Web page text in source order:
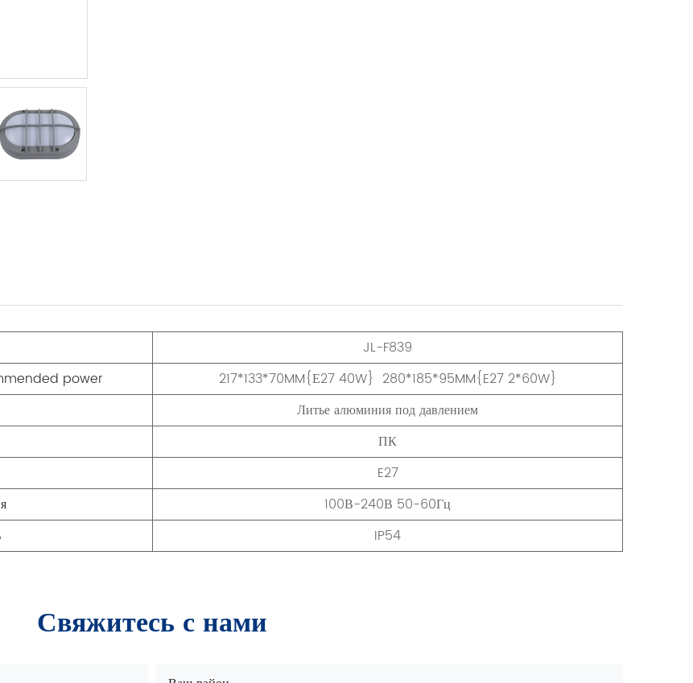
JL-F839
power
217*133*70MM{Е27 40W} 280*185*95MM{E27 2*60W}
Литье алюминия под давлением
ПК
E27
100В-240В 50-60Гц
IP54
Свяжитесь с нами